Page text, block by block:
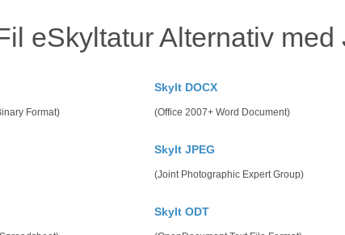
eSkyltatur Alternativ med
Format)
Skylt DOCX
(Office 2007+ Word Document)
Skylt JPEG
(Joint Photographic Expert Group)
Skylt ODT